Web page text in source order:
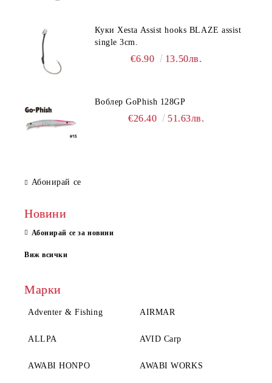
Куки Xesta Assist hooks BLAZE assist
single 3cm.
€6.90 13.50лв.
Воблер GoPhish 128GP
€26.40 51.63лв.
Абонирай се
Новини
Абонирай се за новини
Виж всички
Марки
Adventer & Fishing AIRMAR
ALLPA AVID Carp
AWABI HONPO AWABI WORKS